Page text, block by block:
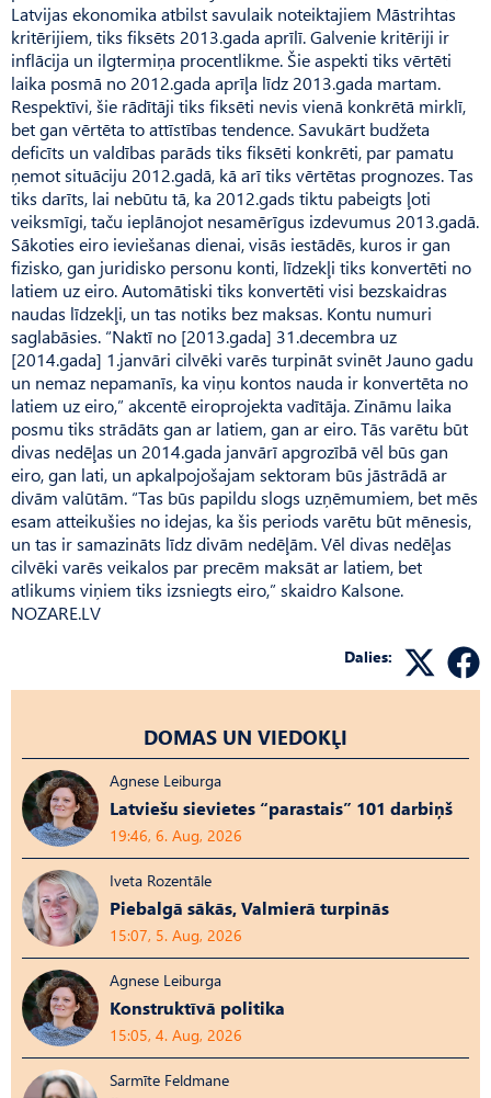
Latvijas ekonomika atbilst savulaik noteiktajiem Māstrihtas
kritērijiem, tiks fiksēts 2013.gada aprīlī. Galvenie kritēriji ir
inflācija un ilgtermiņa procentlikme. Šie aspekti tiks vērtēti
laika posmā no 2012.gada aprīļa līdz 2013.gada martam.
Respektīvi, šie rādītāji tiks fiksēti nevis vienā konkrētā mirklī,
bet gan vērtēta to attīstības tendence. Savukārt budžeta
deficīts un valdības parāds tiks fiksēti konkrēti, par pamatu
ņemot situāciju 2012.gadā, kā arī tiks vērtētas prognozes. Tas
tiks darīts, lai nebūtu tā, ka 2012.gads tiktu pabeigts ļoti
veiksmīgi, taču ieplānojot nesamērīgus izdevumus 2013.gadā.
Sākoties eiro ieviešanas dienai, visās iestādēs, kuros ir gan
fizisko, gan juridisko personu konti, līdzekļi tiks konvertēti no
latiem uz eiro. Automātiski tiks konvertēti visi bezskaidras
naudas līdzekļi, un tas notiks bez maksas. Kontu numuri
saglabāsies. “Naktī no [2013.gada] 31.decembra uz
[2014.gada] 1.janvāri cilvēki varēs turpināt svinēt Jauno gadu
un nemaz nepamanīs, ka viņu kontos nauda ir konvertēta no
latiem uz eiro,” akcentē eiroprojekta vadītāja. Zināmu laika
posmu tiks strādāts gan ar latiem, gan ar eiro. Tās varētu būt
divas nedēļas un 2014.gada janvārī apgrozībā vēl būs gan
eiro, gan lati, un apkalpojošajam sektoram būs jāstrādā ar
divām valūtām. “Tas būs papildu slogs uzņēmumiem, bet mēs
esam atteikušies no idejas, ka šis periods varētu būt mēnesis,
un tas ir samazināts līdz divām nedēļām. Vēl divas nedēļas
cilvēki varēs veikalos par precēm maksāt ar latiem, bet
atlikums viņiem tiks izsniegts eiro,” skaidro Kalsone.
NOZARE.LV
Dalies:
DOMAS UN VIEDOKĻI
Agnese Leiburga
Latviešu sievietes “parastais” 101 darbiņš
19:46, 6. Aug, 2026
Iveta Rozentāle
Piebalgā sākās, Valmierā turpinās
15:07, 5. Aug, 2026
Agnese Leiburga
Konstruktīvā politika
15:05, 4. Aug, 2026
Sarmīte Feldmane